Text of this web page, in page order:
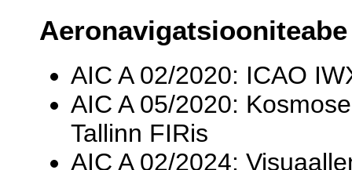
AIC A 02/2020: ICAO
AIC A 05/2020:
Tallinn FIRis
AIC A 02/2024: